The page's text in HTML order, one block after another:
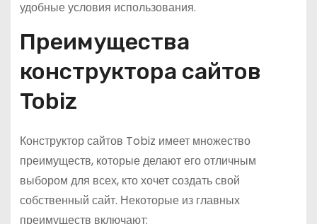
удобные условия использования.
Преимущества
конструктора сайтов
Tobiz
Конструктор сайтов Tobiz имеет множество
преимуществ, которые делают его отличным
выбором для всех, кто хочет создать свой
собственный сайт. Некоторые из главных
преимуществ включают: